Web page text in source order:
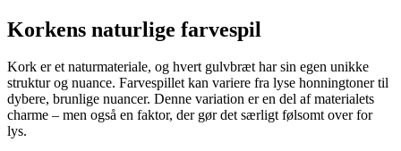
Korkens naturlige farvespil
Kork er et naturmateriale, og hvert gulvbræt har sin egen unikke
struktur og nuance. Farvespillet kan variere fra lyse honningtoner til
dybere, brunlige nuancer. Denne variation er en del af materialets
charme – men også en faktor, der gør det særligt følsomt over for
lys.